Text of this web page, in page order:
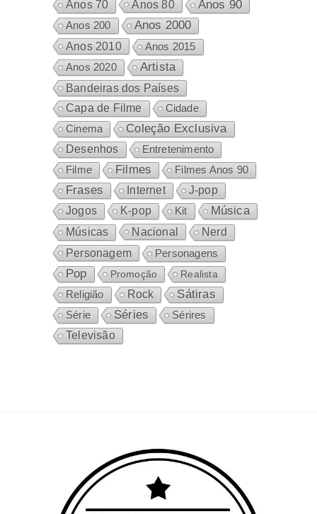
Anos 70
Anos 80 Anos 90
Anos 200 Anos 2000
Anos 2010 Anos 2015
Anos 2020 Artista
Bandeiras dos Países
Capa de Filme
Cidade
Cinema
Coleção Exclusiva
Desenhos
Entretenimento
Filme
Filmes Filmes Anos 90
Frases Internet
J-pop
Jogos
K-pop Kit Música
Músicas Nacional Nerd
Personagem Personagens
Pop Promoção
Realista
Religião
Rock Sátiras
Série Séries
Sérires
Televisão